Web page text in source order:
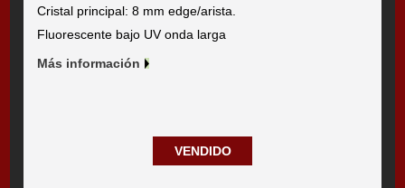
Cristal principal: 8 mm edge/arista.
Fluorescente bajo UV onda larga
Más información
VENDIDO